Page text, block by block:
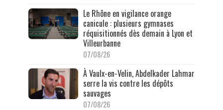
Le Rhône en vigilance orange
canicule : plusieurs gymnases
réquisitionnés dès demain à Lyon et
Villeurbanne
07/08/26
À Vaulx-en-Velin, Abdelkader Lahmar
serre la vis contre les dépôts
sauvages
07/08/26